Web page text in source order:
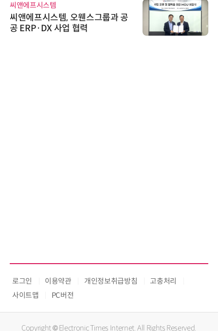
씨앤에프시스템
씨앤에프시스템, 오웬스그룹과 공
공 ERP·DX 사업 협력
로그인 이용약관 개인정보취급방침
고충처리
사이트맵
PC버전
Copyright © Electronic Times Internet. All Rights Reserved.